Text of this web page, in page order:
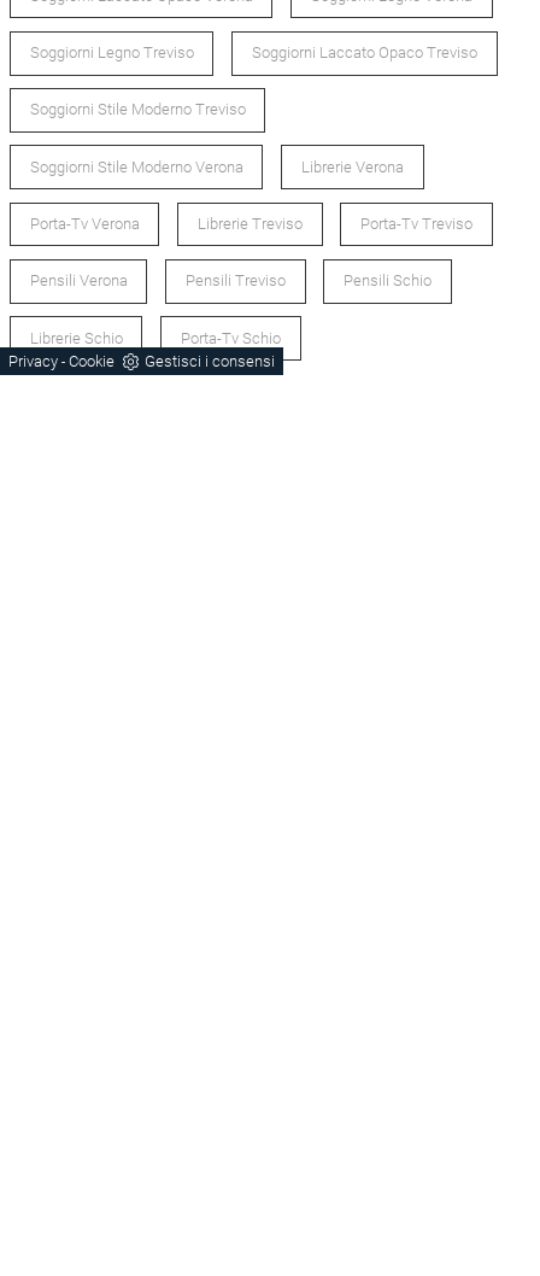
Soggiorni Legno Treviso Soggiorni Laccato Opaco Treviso
Soggiorni Stile Moderno Treviso
Soggiorni Stile Moderno Verona Librerie Verona
Porta-Tv Verona Librerie Treviso Porta-Tv Treviso
Pensili Verona Pensili Treviso Pensili Schio
Librerie Schio Porta-Tv Schio
Privacy - Cookie Gestisci i consensi